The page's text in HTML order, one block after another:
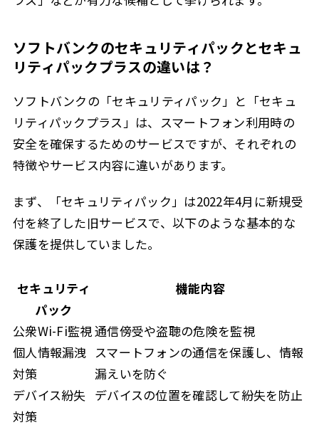
ソフトバンクのセキュリティパックとセキュ
リティパックプラスの違いは？
ソフトバンクの「セキュリティパック」と「セキュ
リティパックプラス」は、スマートフォン利用時の
安全を確保するためのサービスですが、それぞれの
特徴やサービス内容に違いがあります。
まず、「セキュリティパック」は2022年4月に新規受
付を終了した旧サービスで、以下のような基本的な
保護を提供していました。
セキュリティ
パック
機能内容
公衆Wi-Fi監視通信傍受や盗聴の危険を監視
個人情報漏洩
対策
スマートフォンの通信を保護し、情報
漏えいを防ぐ
デバイス紛失
対策
デバイスの位置を確認して紛失を防止